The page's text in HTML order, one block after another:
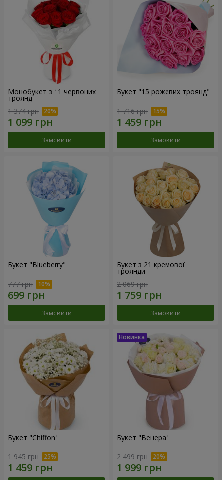
Монобукет з 11 червоних
троянд
1 374 грн
Замовити
Букет "15 рожевих троянд"
1 716 грн
Замовити
Букет "Blueberry"
777 грн
Замовити
Букет з 21 кремової
троянди
2 069 грн
Замовити
Букет "Chiffon"
1 945 грн
Букет "Венера"
2 499 грн